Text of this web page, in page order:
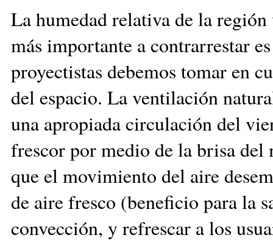
La humedad relativa de la
más importante a contrarrestar
proyectistas debemos tomar en
del espacio. La ventilación
una apropiada circulación del
frescor por medio de la brisa del
que el movimiento del aire
de aire fresco (beneficio para la
convección, y refrescar a los